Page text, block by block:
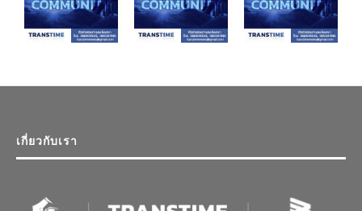
เกี่ยวกับเรา